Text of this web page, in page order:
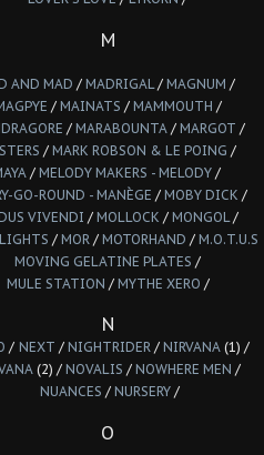
M
AND MAD / MADRIGAL/ MAGNUM /
/ MAINATS / MAMMOUTH /
/ MARABOUNTA/ MARGOT /
/ MARK ROBSON & LE POING /
/ MELODY MAKERS - MELODY/
GO-ROUND - MANÈGE / MOBY DICK /
VIVENDI / MOLLOCK / MONGOL/
/ MOR/ MOTORHAND / M.O.T.U.S
MOVING GELATINE PLATES /
MULE STATION / MYTHE XERO /
N
/ NEXT / NIGHTRIDER/ NIRVANA(1) /
(2) / NOVALIS / NOWHERE MEN /
NUANCES / NURSERY/
O